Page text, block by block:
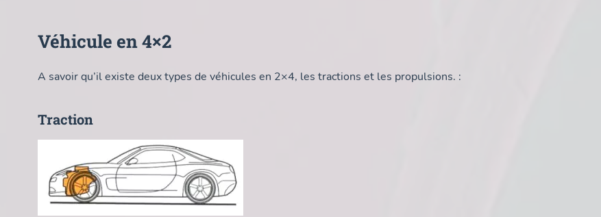
Véhicule en 4×2
A savoir qu’il existe deux types de véhicules en 2×4, les tractions et les propulsions. :
Traction